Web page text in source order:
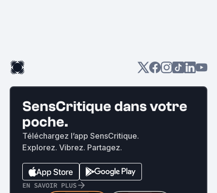
SensCritique dans votre
poche.
Téléchargez l’app SensCritique.
Explorez. Vibrez. Partagez.
EN SAVOIR PLUS